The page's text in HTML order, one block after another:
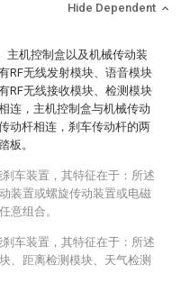
Hide Dependent
主机控制盒以及机械传动装
RF无线发射模块、语音模块
RF无线接收模块、检测模块
连，主机控制盒与机械传动
动杆相连，刹车传动杆的两
板。
车装置，其特征在于：所述
装置或螺旋传动装置或电磁
意组合。
车装置，其特征在于：所述
、距离检测模块、天气检测